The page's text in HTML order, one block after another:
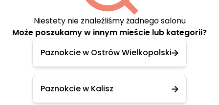
Niestety nie znaleźliśmy żadnego salonu
Może poszukamy w innym mieście lub kategorii?
Paznokcie w Ostrów Wielkopolski
Paznokcie w Kalisz